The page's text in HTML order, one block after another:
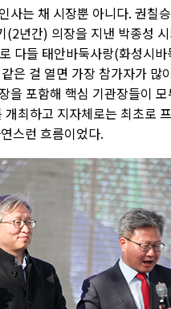
사는 채 시장뿐 아니다. 권칠
년간) 의장을 지낸 박종성
다들 태안바둑사랑(화성시
은 걸 열면 가장 참가자가 많
을 포함해 핵심 기관장들이
최하고 지자체로는 최초로
스런 흐름이었다.